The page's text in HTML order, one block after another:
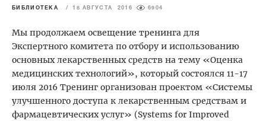
БИБЛИОТЕКА / 18 АВГУСТА 2016 6904
Мы продолжаем освещение тренинга для
Экспертного комитета по отбору и использованию
основных лекарственных средств на тему «Оценка
медицинских технологий», который состоялся 11-17
июля 2016 Тренинг организован проектом «Системы
улучшенного доступа к лекарственным средствам и
фармацевтических услуг» (Systems for Improved